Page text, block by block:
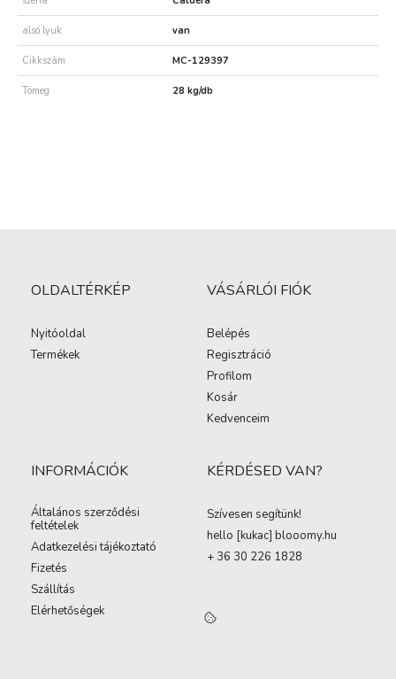
alsó lyuk van
Cikkszám MC-129397
Tömeg 28 kg/db
OLDALTÉRKÉP
Nyitóoldal
Termékek
VÁSÁRLÓI FIÓK
Belépés
Regisztráció
Profilom
Kosár
Kedvenceim
INFORMÁCIÓK
Általános szerződési
feltételek
Adatkezelési tájékoztató
Fizetés
Szállítás
Elérhetőségek
KÉRDÉSED VAN?
Szívesen segítünk!
hello [kukac] blooomy.hu
+ 36 30 226 1828